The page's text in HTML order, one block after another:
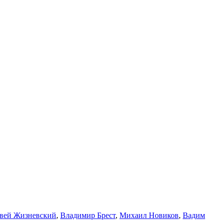
Жизневский, Владимир Брест, Михаил Новиков, Вадим